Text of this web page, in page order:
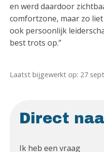
en werd daardoor
comfortzone, maar zo
ook persoonlijk
best trots op.”
Laatst bijgewerkt op: 27
Direct
Ik heb een vraag